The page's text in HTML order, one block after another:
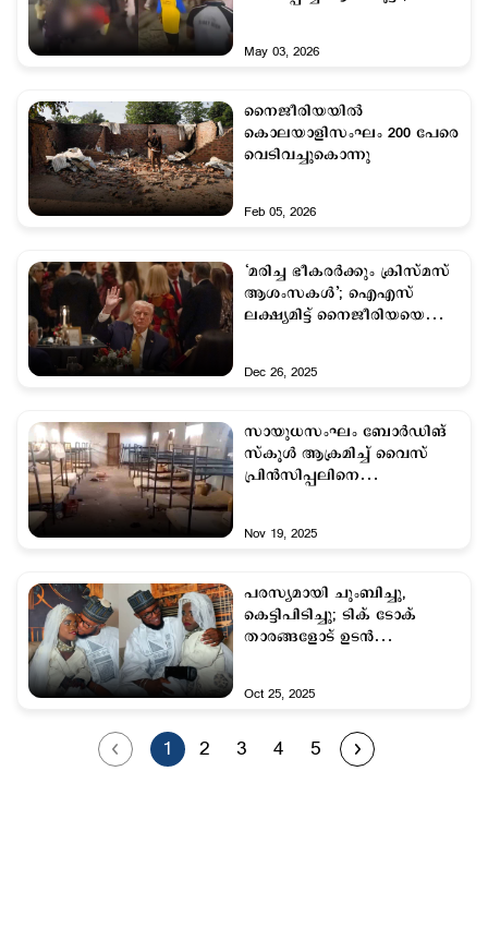
May 03, 2026
നൈജീരിയയില്‍
കൊലയാളിസംഘം 200 പേരെ
വെടിവച്ചുകൊന്നു
Feb 05, 2026
‘മരിച്ച ഭീകരര്‍ക്കും ക്രിസ്മസ്
ആശംസകള്‍’; ഐഎസ്
ലക്ഷ്യമിട്ട് നൈജീരിയയെ
Dec 26, 2025
സായുധസംഘം ബോര്‍ഡിങ്
സ്കൂള്‍ ആക്രമിച്ച് വൈസ്
പ്രിന്‍സിപ്പലിനെ
തട്ടിക്കൊണ്ടുപോയി
Nov 19, 2025
പരസ്യമായി ചുംബിച്ചു,
കെട്ടിപിടിച്ചു; ടിക് ടോക്
താരങ്ങളോട് ഉടൻ
Oct 25, 2025
1 2 3 4 5